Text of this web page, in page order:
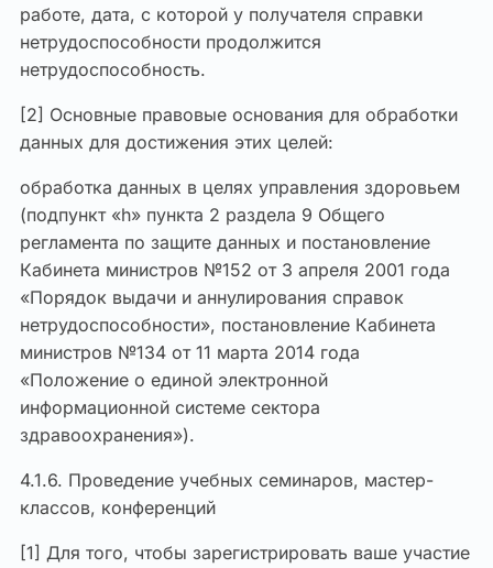
работе, дата, с которой у получателя справки
нетрудоспособности продолжится
нетрудоспособность.
[2] Основные правовые основания для обработки
данных для достижения этих целей:
обработка данных в целях управления здоровьем
(подпункт «h» пункта 2 раздела 9 Общего
регламента по защите данных и постановление
Кабинета министров №152 от 3 апреля 2001 года
«Порядок выдачи и аннулирования справок
нетрудоспособности», постановление Кабинета
министров №134 от 11 марта 2014 года
«Положение о единой электронной
информационной системе сектора
здравоохранения»).
4.1.6. Проведение учебных семинаров, мастер-
классов, конференций
[1] Для того, чтобы зарегистрировать ваше участие